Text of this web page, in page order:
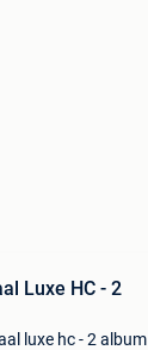
Luxe HC - 2
luxe hc - 2 album